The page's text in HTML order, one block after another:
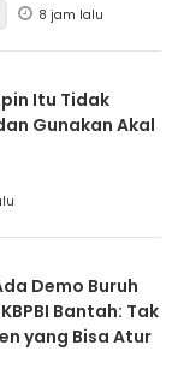
8 jam lalu
Itu Tidak
Gunakan Akal
Demo Buruh
Bantah: Tak
yang Bisa Atur